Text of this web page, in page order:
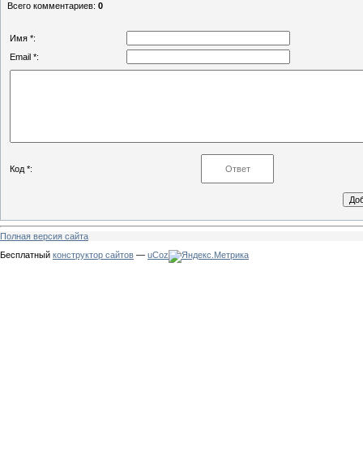
Всего комментариев: 0
Имя *:
Email *:
Код *:
Полная версия сайта
Бесплатный конструктор сайтов — uCoz